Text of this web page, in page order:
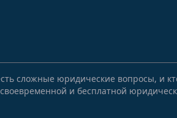
сложные юридические вопросы, и
и бесплатной